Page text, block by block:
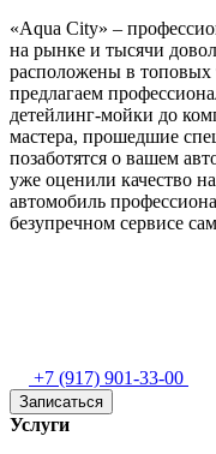
«Aqua City» –
на рынке и тысячи
расположены в
предлагаем
детейлинг‑мойки до
мастера, прошедшие
позаботятся о вашем
уже оценили качество
автомобиль
безупречном сервисе
+7 (917) 901-33-00
Записаться
Услуги